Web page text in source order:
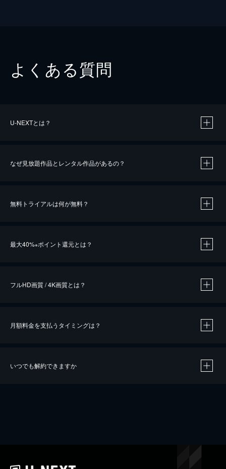
よくある質問
U-NEXTとは？
なぜ見放題作品とレンタル作品があるの？
無料トライアルは何が無料？
最大40%※ポイント還元とは？
※40％ポイント還元の対象は、クレジットカード決済による作品の購入 / レンタルです。
iOSアプリのUコイン決済による作品の購入 / レンタルは、20％のポイント還元です。
フルHD画質 / 4K画質とは？
月額料金を支払うタイミングは？
いつでも解約できますか